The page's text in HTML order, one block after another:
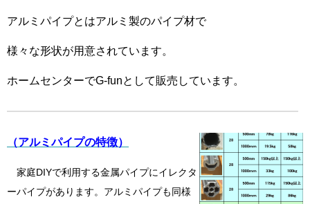
アルミパイプとはアルミ製のパイプ材で
様々な形状が用意されています。
ホームセンターでG-funとして販売しています。
（アルミパイプの特徴）
家庭DIYで利用する金属パイプにイレクタ
ーパイプがあります。アルミパイプも同様